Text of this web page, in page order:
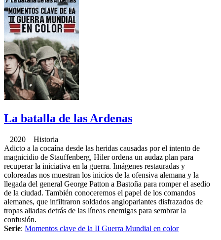
La batalla de las Ardenas
2020 Historia
Adicto a la cocaína desde las heridas causadas por el intento de
magnicidio de Stauffenberg, Hiler ordena un audaz plan para
recuperar la iniciativa en la guerra. Imágenes restauradas y
coloreadas nos muestran los inicios de la ofensiva alemana y la
llegada del general George Patton a Bastoña para romper el asedio
de la ciudad. También conoceremos el papel de los comandos
alemanes, que infiltraron soldados angloparlantes disfrazados de
tropas aliadas detrás de las líneas enemigas para sembrar la
confusión.
Serie: Momentos clave de la II Guerra Mundial en color